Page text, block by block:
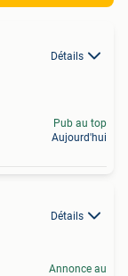
Détails
Pub au top
Aujourd'hui
Détails
Annonce au